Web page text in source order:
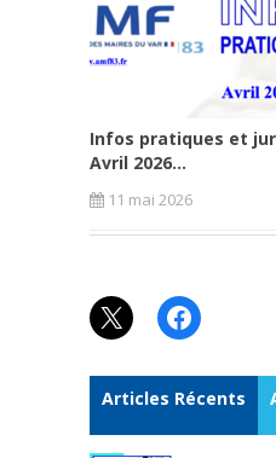
Infos pratiques et
Avril 2026...
11 mai 2026
X Facebook
Articles Récents